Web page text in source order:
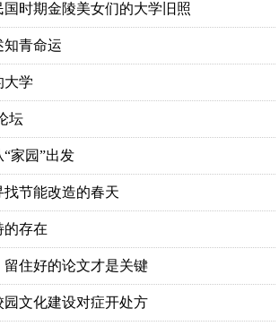
时期金陵美女们的大学旧照
知青命运
大学
坛
家园”出发
节能改造的春天
的存在
住好的论文才是关键
园文化建设对症开处方